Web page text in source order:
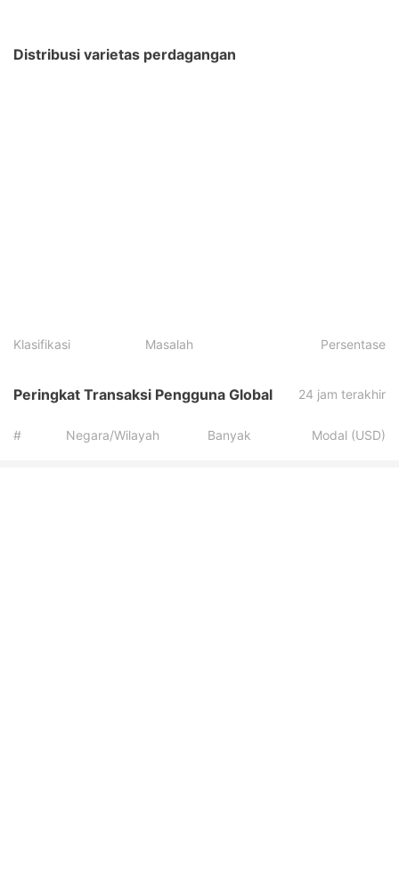
Distribusi varietas perdagangan
Klasifikasi Masalah Persentase
Peringkat Transaksi Pengguna Global 24 jam terakhir
# Negara/Wilayah Banyak Modal (USD)